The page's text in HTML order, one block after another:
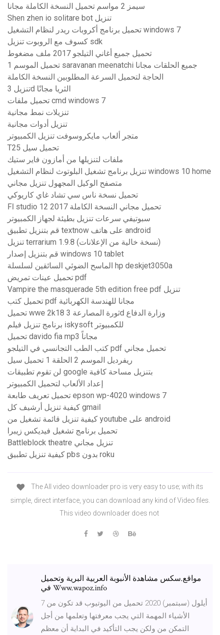
سيمز 2 مواسم تحميل النسخة الكاملة مجانا
Shen zhen io solitare bot تنزيل
تحميل برنامج أكروبات ريدر لنظام التشغيل windows 7
كسوف مع الروبوت تنزيل sdk
تحميل جميع أغاني التيلجو 2017 ملف مضغوط
تحميل الموسم 1 saravanan meenatchi جميع الحلقات مجانا
الحاجة لتحميل السرعة المطلوبين النسخة الكاملة
تنزيل 3d الثريا مجانًا
تحميل ملفات cmd windows 7
تنزيلات نمط مجانية
تنزيل أدوات مجانية
متجر ألعاب مايكروسوفت تنزيل الكمبيوتر
T25 تحميل سيل
ملفات لتنزيلها من أمازون فاير ستيك
تنزيل برنامج تشغيل البلوتوث لنظام التشغيل windows 10 home
متصفح الوكيل المجهول تنزيل مجاني
تحميل نسخة ناس سي تشاد غاي كاريوكي
Fl studio 12 تحميل مجاني النسخة الكاملة 2017
سبوتيفي سرعات تنزيل بطيئة لجهاز الكمبيوتر
قم بتنزيل تطبيق textnow على هاتف android
تنزيل terrarium 1.9.8 (نسخة خالية من الإعلانات)
قم بتنزيل إصدار windows 10 tablet
الماسح الضوئي السائقين لسلسلة hp deskjet3050a
تحميل عينات تمريض pdf
Vampire the masquerade 5th edition free pdf تنزيل
تحميل كتب pdf مجانا للهندسة الكهربائية
تحميل wwe 2k18 ثورة المصارعة 3d وزارة الدفاع
برنامج تنزيل فيلم iskysoft للكمبيوتر
تحميل davido fia mp3 مجاناً
كتب الطب التجانسي في التيلجو pdf تحميل مجاني
ريفرديل الموسم 2 الحلقة 1 تحميل سيل
لن تقوم تطبيقات google بتنزيل مساحة كافية
إعداد الألعاب لتحميل الكمبيوتر
تحميل تعريف طابعة epson wp-4020 windows 7
كيفية تنزيل أرشيف كل gmail
كيفية تنزيل قائمة تشغيل من youtube على android
تحميل برنامج تشغيل فيديكس زيبرا
Battleblock theatre تنزيل مجاني
كيفية تنزيل تطبيق pbs بدون roku
The All video downloader pro is very easy to use; with its
simple, direct interface, you can download any kind of Video files.
This video downloader does not
مواقع.سكس مشاهدة الأنبوبة العربية البرية وتحميل
في Www.wapoz.info
7 أيلول (سبتمبر) 2020 تحميل من اليوتيوب قد تكون من
الأشياء المهمة التي يجب معرفتها وتعلمها من أجل
التمكن من ولكن يجب التأكيد في البداية أن معظم